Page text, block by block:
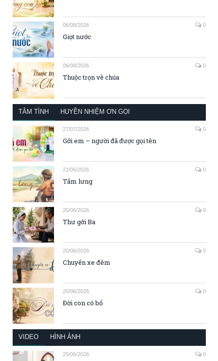
06/08/2026 0
Giọt nước
06/08/2026 0
Thuộc trọn về chúa
TÂM TÌNH HUYỀN NHIỆM ƠN GỌI
27/07/2026 0
Gởi em – người đã được gọi tên
21/06/2026 0
Tấm lưng
20/06/2026 0
Thư gởi Ba
20/06/2026 0
Chuyến xe đêm
20/06/2026 0
Đời con có bố
VIDEO HÌNH ẢNH
25/06/2026 0